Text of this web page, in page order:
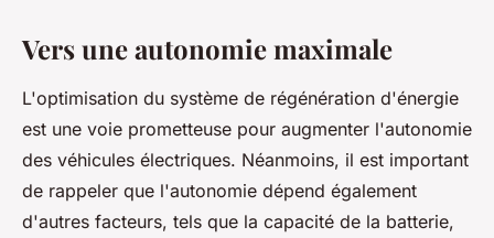
Vers une autonomie maximale
L'optimisation du système de régénération d'énergie
est une voie prometteuse pour augmenter l'autonomie
des véhicules électriques. Néanmoins, il est important
de rappeler que l'autonomie dépend également
d'autres facteurs, tels que la capacité de la batterie,